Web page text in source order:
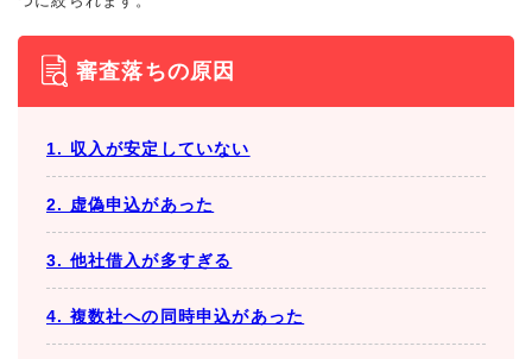
審査落ちの原因
1. 収入が安定していない
2. 虚偽申込があった
3. 他社借入が多すぎる
4. 複数社への同時申込があった